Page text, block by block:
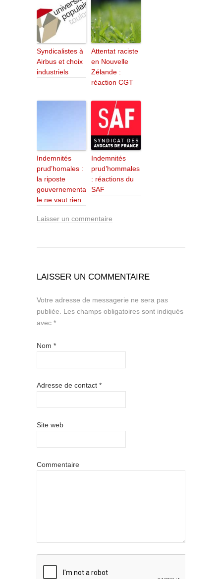
Syndicalistes à
Airbus et choix
industriels
Attentat raciste
en Nouvelle
Zélande :
réaction CGT
Indemnités
prud’homales :
la riposte
gouvernementa
le ne vaut rien
Indemnités
prud’hommales
: réactions du
SAF
Laisser un commentaire
LAISSER UN COMMENTAIRE
Votre adresse de messagerie ne sera pas
publiée. Les champs obligatoires sont indiqués
avec *
Nom *
Adresse de contact *
Site web
Commentaire